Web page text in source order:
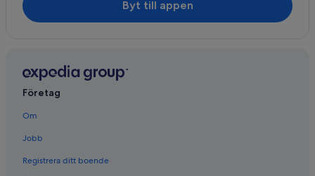
Byt till appen
Företag
Om
Jobb
Registrera ditt boende